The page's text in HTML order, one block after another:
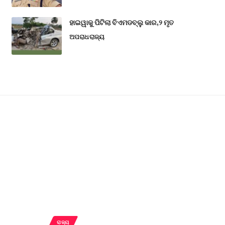
ହାଇୱାକୁ ପିଟିଲା ବିଏମଡବ୍ଲୁ କାର,୨ ମୃତ
ଅପରାଧରାଜ୍ୟ
ରାଜ୍ୟ